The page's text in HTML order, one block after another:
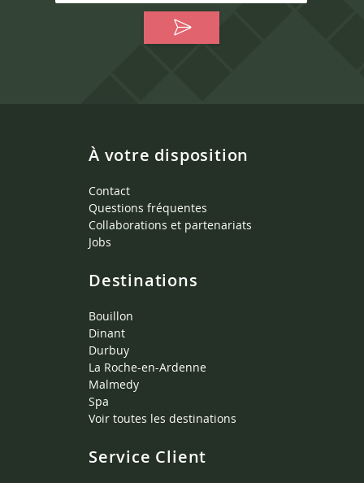
À votre disposition
Contact
Questions fréquentes
Collaborations et partenariats
Jobs
Destinations
Bouillon
Dinant
Durbuy
La Roche-en-Ardenne
Malmedy
Spa
Voir toutes les destinations
Service Client